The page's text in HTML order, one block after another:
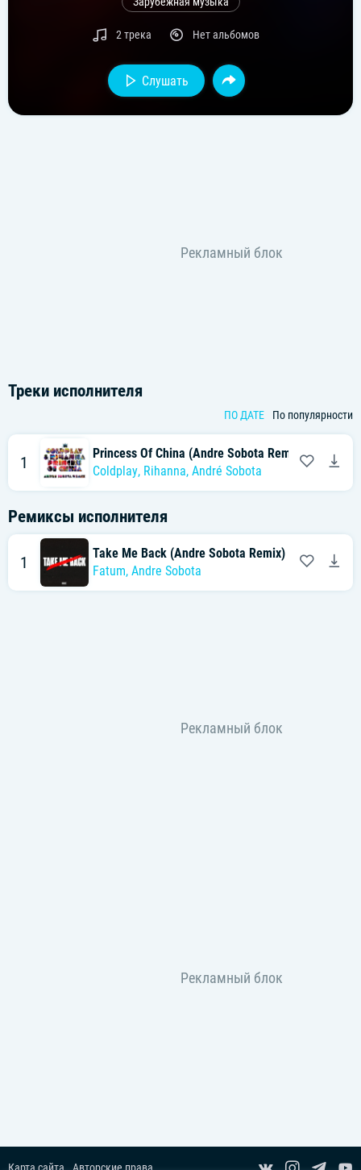
2 трека Нет альбомов
Слушать
Треки исполнителя
ПО ДАТЕ По популярности
1
Princess Of China (Andre Sobota Remix) (Feat.
Coldplay, Rihanna, André Sobota
Ремиксы исполнителя
1
Take Me Back (Andre Sobota Remix)
Fatum, Andre Sobota